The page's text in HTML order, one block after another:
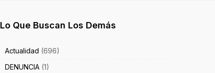
Lo Que Buscan Los Demás
Actualidad (696)
DENUNCIA (1)